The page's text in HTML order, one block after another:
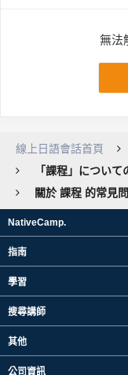
無法
線上日語會話首頁
「課程」について
關於 課程 的常見
NativeCamp.
指南
學習
搜尋講師
其他
公司資訊